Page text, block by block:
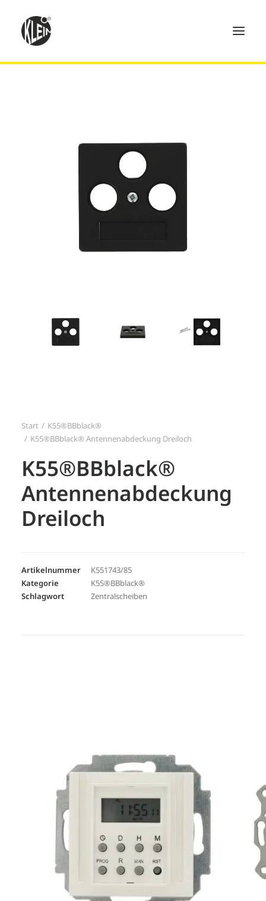
Technik
Händler
Über uns
Start
K55®BBblack®
K55®BBblack® Antennenabdeckung Dreiloch
K55®BBblack®
Antennenabdeckung
Dreiloch
Artikelnummer
K551743/85
Kategorie
K55®BBblack®
Schlagwort
Zentralscheiben